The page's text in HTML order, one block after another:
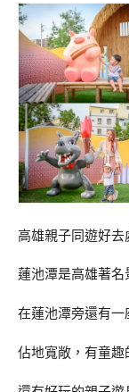
高雄親子同遊好去
蓮池潭是高雄著
在蓮池潭旁還有一
佔地寬敞，有童